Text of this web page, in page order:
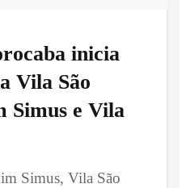
inicia
Vila São
Simus e Vila
Simus, Vila São